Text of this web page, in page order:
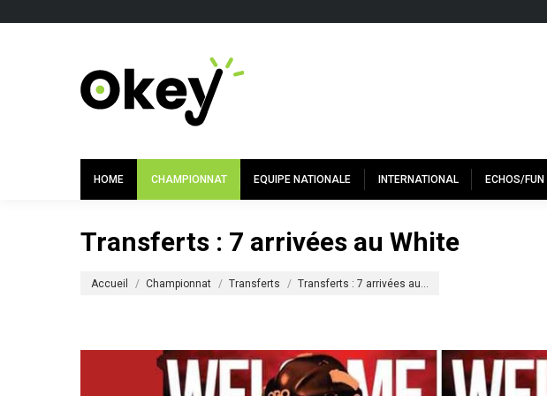
HOME CHAMPIONNAT EQUIPE NATIONALE INTERNATIONAL ECHOS/FUN
Transferts : 7 arrivées au White
Accueil Championnat Transferts Transferts : 7 arrivées au…